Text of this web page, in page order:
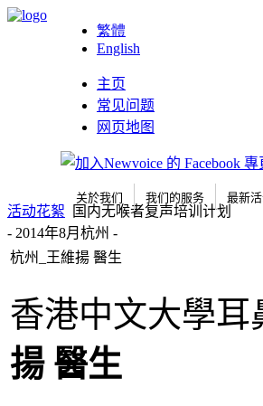
繁體
English
主页
常见问题
网页地图
关於我们 我们的服务 最新
活动花絮
国内无喉者复声培训计划
- 2014年8月杭州 -
杭州_王維揚 醫生
香港中文大學
揚 醫生